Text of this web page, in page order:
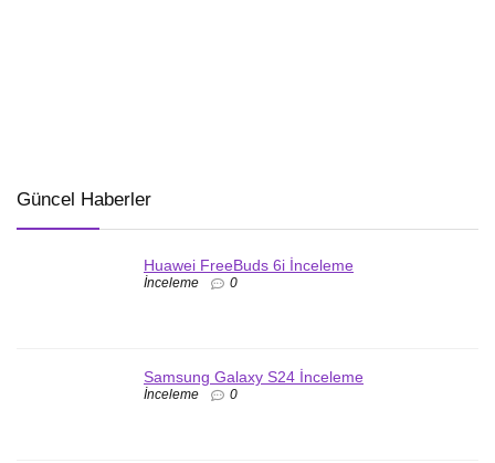
Güncel Haberler
Huawei FreeBuds 6i İnceleme
İnceleme 0
Samsung Galaxy S24 İnceleme
İnceleme 0